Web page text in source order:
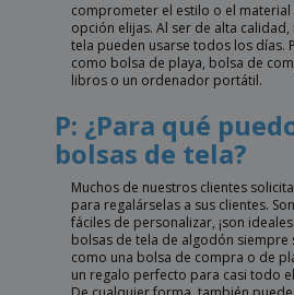
comprometer el estilo o el
opción elijas. Al ser de alta
tela pueden usarse todos los días.
como bolsa de playa, bolsa de
libros o un ordenador portátil.
P: ¿Para qué
bolsas de tela?
Muchos de nuestros clientes
para regalárselas a sus clientes.
fáciles de personalizar, ¡son
bolsas de tela de algodón siempre
como una bolsa de compra o de
un regalo perfecto para casi todo